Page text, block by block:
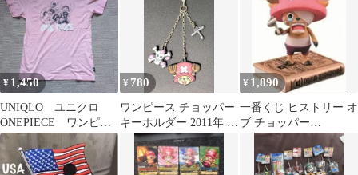
¥ 1,450
UNIQLO ユニクロ
ONEPIECE ワンピー
ス チョッパー Tシ
ャツ S
¥ 780
ワンピース チョッパー
キーホルダー 2011年 レ
トロ品
¥ 1,890
一番くじ ヒストリー オ
ブ チョッパー
GOLDEN EDITION A